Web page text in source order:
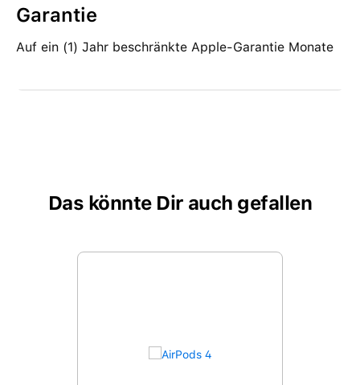
Garantie
Auf ein (1) Jahr beschränkte Apple-Garantie Monate
Das könnte Dir auch gefallen
Produktgalerie überspringen